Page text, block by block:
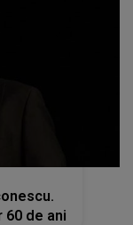
60 de ani